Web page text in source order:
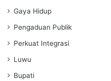
Gaya Hidup
Pengaduan Publik
Perkuat Integrasi
Luwu
Bupati